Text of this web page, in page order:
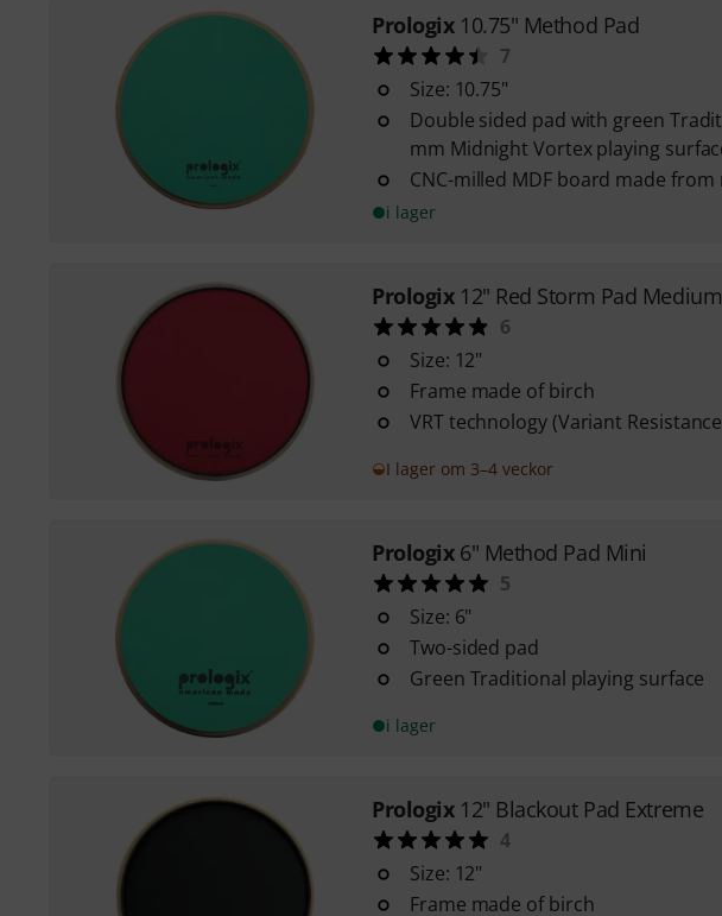
Prologix 10.75" Method Pad
7
Size: 10.75"
Double sided pad with green
mm Midnight Vortex playing
CNC-milled MDF board made
i lager
Prologix 12" Red Storm Pad Medium
6
Size: 12"
Frame made of birch
VRT technology (Variant
I lager om 3–4 veckor
Prologix 6" Method Pad Mini
5
Size: 6"
Two-sided pad
Green Traditional playing surface
i lager
Prologix 12" Blackout Pad Extreme
4
Size: 12"
Frame made of birch